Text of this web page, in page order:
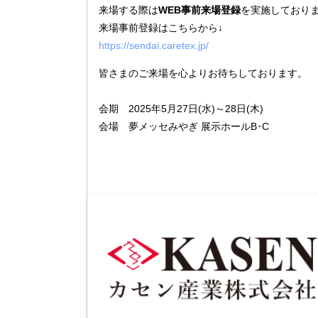
来場する際はWEB事前来場登録を実施しており
来場事前登録はこちらから↓
https://sendai.caretex.jp/
皆さまのご来場を心よりお待ちしております。
会期 2025年5月27日(水)～28日(木)
会場 夢メッセみやぎ 展示ホールB･C